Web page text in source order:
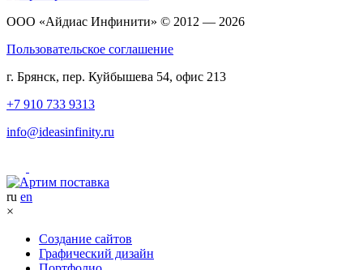
ООО «Айдиас Инфинити» © 2012 — 2026
Пользовательское соглашение
г. Брянск, пер. Куйбышева 54, офис 213
+7 910 733 9313
info@ideasinfinity.ru
ru en
×
Создание сайтов
Графический дизайн